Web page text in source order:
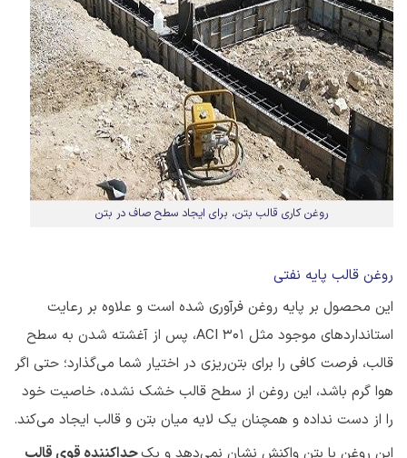
روغن کاری قالب بتن، برای ایجاد سطح صاف در بتن
روغن قالب پایه نفتی
این محصول بر پایه روغن فرآوری شده است و علاوه بر رعایت
استانداردهای موجود مثل ACI 301، پس از آغشته شدن به سطح
قالب، فرصت کافی را برای بتن‌ریزی در اختیار شما می‌گذارد؛ حتی اگر
هوا گرم باشد، این روغن از سطح قالب خشک نشده، خاصیت خود
را از دست نداده و همچنان یک لایه میان بتن و قالب ایجاد می‌کند.
این روغن با بتن واکنش نشان نمی‌دهد و یکجداکننده قوی قالب